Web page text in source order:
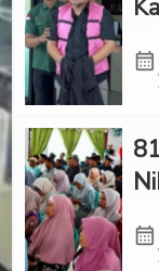
calendar_month
calendar_month